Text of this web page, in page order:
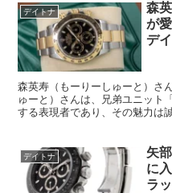
デイトナ
森
が
デ
森英寿（もーりーしゅーと）さ
ゅーと）さんは、兄弟ユニット
する表現者であり、その魅力は
デイトナ
矢
に
ラ